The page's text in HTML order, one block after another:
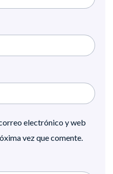
electrónico y web
vez que comente.